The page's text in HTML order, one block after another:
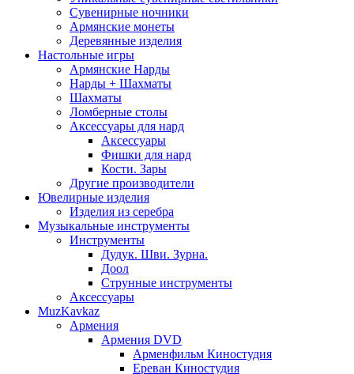
Сувенирные ночники
Армянские монеты
Деревянные изделия
Настольные игры
Армянские Нарды
Нарды + Шахматы
Шахматы
Ломберные столы
Аксессуары для нард
Аксессуары
Фишки для нард
Кости. Зары
Другие производители
Ювелирные изделия
Изделия из серебра
Музыкальные инструменты
Инструменты
Дудук. Шви. Зурна.
Доол
Струнные инструменты
Аксессуары
MuzKavkaz
Армения
Армения DVD
Арменфильм Киностудия
Ереван Киностудия